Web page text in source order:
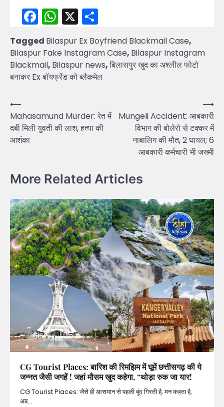
Facebook
WhatsApp
X
Tagged Bilaspur Ex Boyfriend Blackmail Case,
Bilaspur Fake Instagram Case, Bilaspur Instagram
Blackmail, Bilaspur news,बिलासपुर खुद का अश्लील फोटो
बनाकर Ex बॉयफ्रेंड को ब्लैकमेल
Post
navigation
⟵
Mahasamund Murder: रेत में
दबी मिली युवती की लाश, हत्या की
आशंका
Mungeli Accident: आबकारी
विभाग की बोलेरो से टक्कर में
नाबालिग की मौत, 2 घायल; 6
आबकारी कर्मचारी भी जख्मी
⟶
More Related Articles
CG Tourist Places: बारिश की रिमझिम में घूमें छत्तीसगढ़ की ये
जन्नत जैसी जगहें ! जहां मौसम खुद कहेगा, “थोड़ा रुक जा यार!
CG Tourist Places: जैसे ही आसमान से पहली बूंद गिरती है, मन कहता है,
अब…